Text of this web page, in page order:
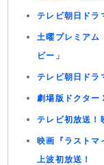
テレビ朝日ドラ
土曜プレミアム
ビー」
テレビ朝日ド
劇場版ドクター
テレビ初放送！
映画『ラストマ
上波初放送！